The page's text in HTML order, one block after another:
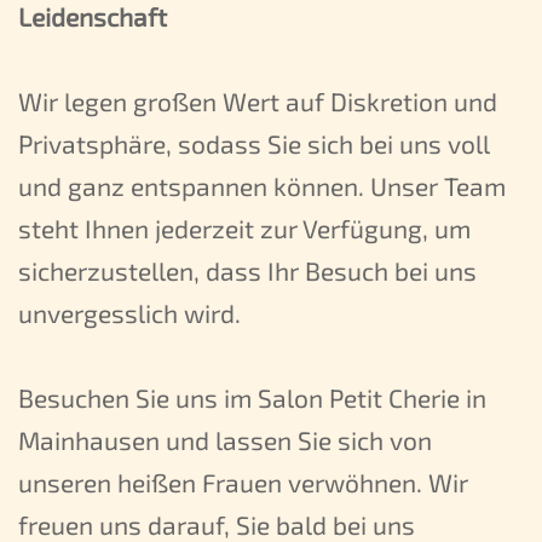
Leidenschaft
Wir legen großen Wert auf Diskretion und
Privatsphäre, sodass Sie sich bei uns voll
und ganz entspannen können. Unser Team
steht Ihnen jederzeit zur Verfügung, um
sicherzustellen, dass Ihr Besuch bei uns
unvergesslich wird.
Besuchen Sie uns im Salon Petit Cherie in
Mainhausen und lassen Sie sich von
unseren heißen Frauen verwöhnen. Wir
freuen uns darauf, Sie bald bei uns